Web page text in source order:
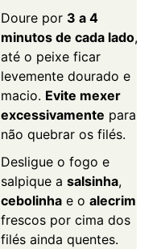
Doure por 3 a 4
minutos de cada lado,
até o peixe ficar
levemente dourado e
macio. Evite mexer
excessivamente para
não quebrar os filés.
Desligue o fogo e
salpique a salsinha,
cebolinha e o alecrim
frescos por cima dos
filés ainda quentes.